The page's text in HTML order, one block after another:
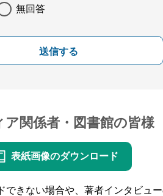
無回答
送信する
ア関係者・図書館の皆様
表紙画像のダウンロード
できない場合や、著者インタビュ